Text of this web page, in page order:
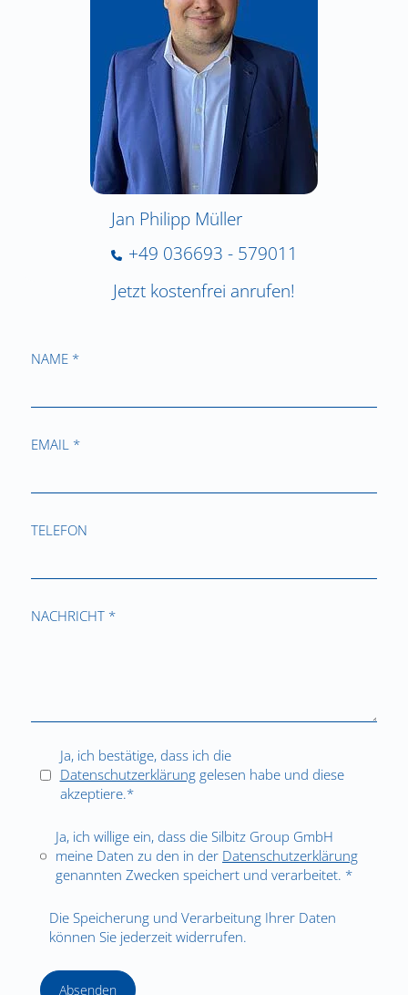
Jan Philipp Müller
+49 036693 - 579011
Jetzt kostenfrei anrufen!
NAME *
EMAIL *
TELEFON
NACHRICHT *
Ja, ich bestätige, dass ich die
Datenschutzerklärunggelesen habe und diese
akzeptiere.*
Ja, ich willige ein, dass die Silbitz Group GmbH
meine Daten zu den in der Datenschutzerklärung
genannten Zwecken speichert und verarbeitet. *
Die Speicherung und Verarbeitung Ihrer Daten
können Sie jederzeit widerrufen.
Absenden